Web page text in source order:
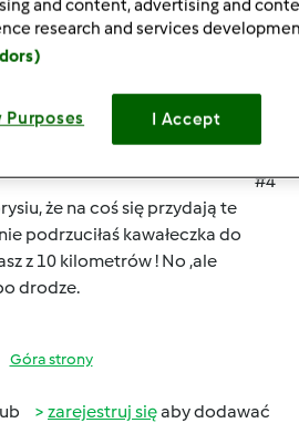
komentarze
#4
że na coś się przydają te
podrzuciłaś kawałeczka do
z 10 kilometrów ! No ,ale
drodze.
Góra strony
zarejestruj sięaby dodawać
and content, advertising and
research and services
Purposes I Accept